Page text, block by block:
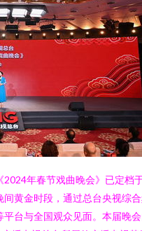
年春节戏曲晚会》已定档
黄金时段，通过总台央视综
台与全国观众见面。本届晚